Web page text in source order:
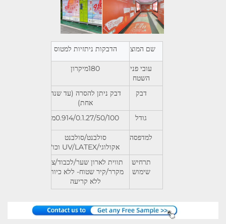
שם המוצר הדבקות ניתזיות למטוס
עובי פני
השטח
180מיקרון
דבק
דבק ניתן להסרה (עד שנה
אחת)
גודל
0.914/0.1.27/50/100מ
למדפסה
סולבנט/סולבנט
אקולוגי/UV/LATEX וכו'
תרחיש
שימוש
תווית לארון שער/לכבוד/צד
מקרר/קיר שטוח- ללא כיווץ,
ללא קריעה